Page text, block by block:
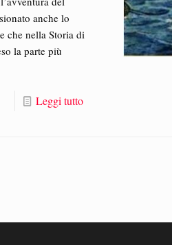
anche lo
che nella Storia di
la parte più
Leggi tutto